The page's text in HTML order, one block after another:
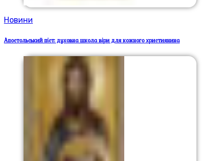
Новини
Апостольський піст: духовна школа віри для кожного християнина